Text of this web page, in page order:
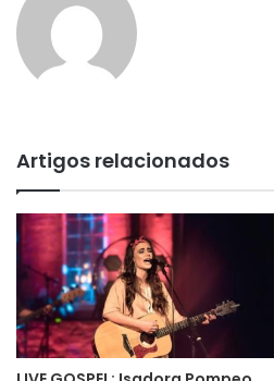
Artigos relacionados